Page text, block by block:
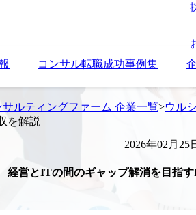
コンサル転職成功事例集
ルティングファーム 企業一覧>ウル
を解説
2026年02月25
経営とITの間のギャップ解消を目指